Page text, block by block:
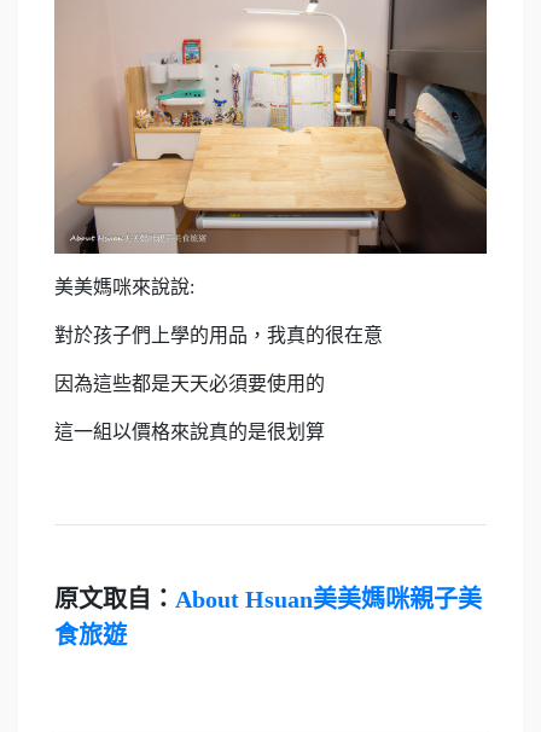
美美媽咪來說說:
對於孩子們上學的用品，我真的很在意
因為這些都是天天必須要使用的
這一組以價格來說真的是很划算
原文取自： About Hsuan美美媽咪親子美
食旅遊